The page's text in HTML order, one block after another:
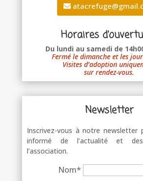
Horaires
Du lundi au samedi de
Fermé le dimanche et les
Visites d’adoption
sur rendez-vous.
Newsletter
Inscrivez-vous à notre newsletter
informé de l’actualité et
l’association.
Nom*